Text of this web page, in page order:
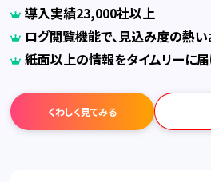
導入実績23,000社以上
ログ閲覧機能で、見込み度の熱
紙面以上の情報をタイムリーに
くわしく見てみる